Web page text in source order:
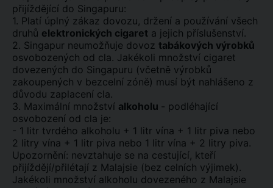
přijíždějící do Singapuru:
1. Platí úplný zákaz dovozu, držení a používání všech
druhů elektronických cigareta jejich příslušenství.
2. Singapur neumožňuje dovoz tabákových výrobků
osvobozených od cla. Jakékoli množství cigaret
dovezených do Singapuru (včetně výrobků
zakoupených v bezcelní zóně) musí být nahlášeno z
důvodu zaplacení cla.
3. Maximální množství alkoholu - podléhající
osvobození od cla je:
- 1 litr tvrdého alkoholu + 1 litr vína + 1 litr piva nebo
2 litry vína + 1 litr piva nebo 1 litr vína + 2 litry piva.
Upozornění: nevztahuje se na cestující, kteří
přijíždějí/přilétají z Malajsie (bez celních výjimek).
Jakékoli množství alkoholu dovezeného z Malajsie